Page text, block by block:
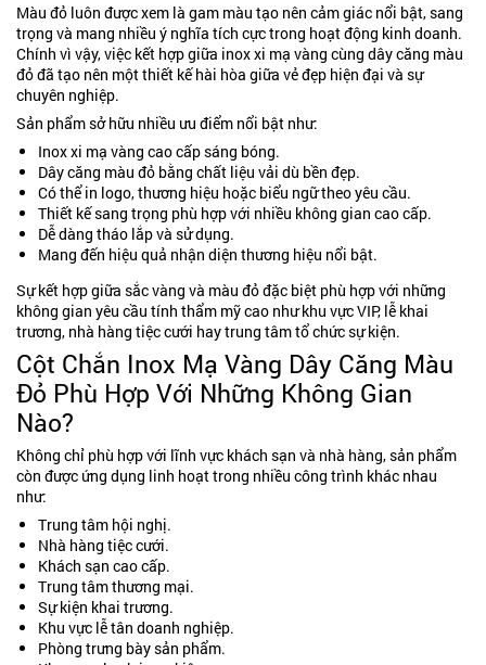
Màu đỏ luôn được xem là gam màu tạo nên cảm giác nổi bật, sang
trọng và mang nhiều ý nghĩa tích cực trong hoạt động kinh doanh.
Chính vì vậy, việc kết hợp giữa inox xi mạ vàng cùng dây căng màu
đỏ đã tạo nên một thiết kế hài hòa giữa vẻ đẹp hiện đại và sự
chuyên nghiệp.
Sản phẩm sở hữu nhiều ưu điểm nổi bật như:
Inox xi mạ vàng cao cấp sáng bóng.
Dây căng màu đỏ bằng chất liệu vải dù bền đẹp.
Có thể in logo, thương hiệu hoặc biểu ngữ theo yêu cầu.
Thiết kế sang trọng phù hợp với nhiều không gian cao cấp.
Dễ dàng tháo lắp và sử dụng.
Mang đến hiệu quả nhận diện thương hiệu nổi bật.
Sự kết hợp giữa sắc vàng và màu đỏ đặc biệt phù hợp với những
không gian yêu cầu tính thẩm mỹ cao như khu vực VIP, lễ khai
trương, nhà hàng tiệc cưới hay trung tâm tổ chức sự kiện.
Cột Chắn Inox Mạ Vàng Dây Căng Màu
Đỏ Phù Hợp Với Những Không Gian
Nào?
Không chỉ phù hợp với lĩnh vực khách sạn và nhà hàng, sản phẩm
còn được ứng dụng linh hoạt trong nhiều công trình khác nhau
như:
Trung tâm hội nghị.
Nhà hàng tiệc cưới.
Khách sạn cao cấp.
Trung tâm thương mại.
Sự kiện khai trương.
Khu vực lễ tân doanh nghiệp.
Phòng trưng bày sản phẩm.